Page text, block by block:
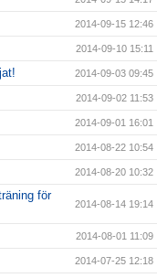
2014-09-15 12:46
2014-09-10 15:11
2014-09-03 09:45
2014-09-02 11:53
2014-09-01 16:01
2014-08-22 10:54
2014-08-20 10:32
för
2014-08-14 19:14
2014-08-01 11:09
2014-07-25 12:18